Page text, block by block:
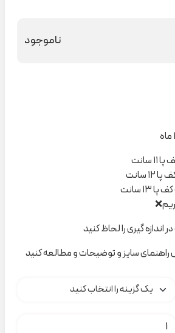
ناموجود
راهنمای سایز و توضیحات و مطالعه کنید
پاپوش دخترانه گیپورو پاپیون کد H000111 عدد